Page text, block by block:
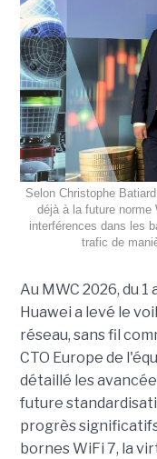
Selon Christophe
déjà à la future norme
interférences dans les
trafic de
Au MWC 2026, du
Huawei a levé le
réseau, sans fil
CTO Europe de
détaillé les
future
progrès
bornes WiFi 7, la